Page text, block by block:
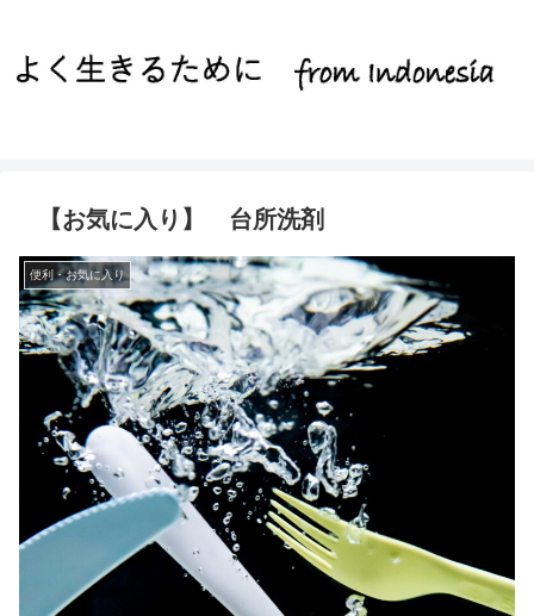
【お気に入り】 台所洗剤
便利・お気に入り